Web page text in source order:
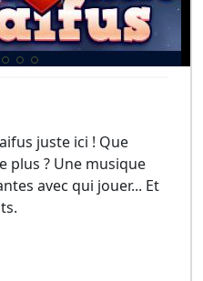
juste ici ! Que
plus ? Une musique
avec qui jouer... Et